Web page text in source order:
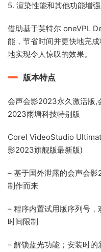
5. 渲染性能和其他功能增强
借助基于英特尔 oneVPL
能，节省时间并更快地完
地实现令人惊叹的效果。
版本特点
会声会影2023永久激活版,
2023雨塘科技特别版
Corel VideoStudio
影2023旗舰版最新版)
– 基于国外泄露的会声会
制作而来
– 程序内置试用版序列号
时间限制
– 解锁蓝光功能；安装时